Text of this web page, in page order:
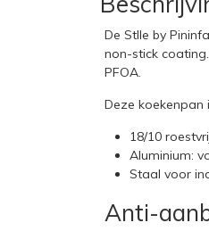
De Stlle by
non-stick
PFOA.
Deze koekenpan
18/10
Aluminium:
Staal voor
Anti-